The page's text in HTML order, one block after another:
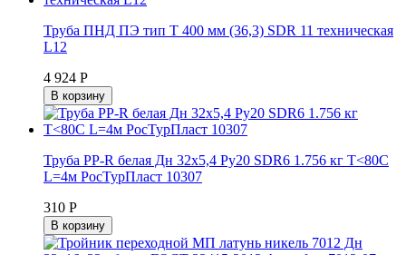
Труба ПНД ПЭ тип Т 400 мм (36,3) SDR 11 техническая
L12
4 924 Р
В корзину
Труба PP-R белая Дн 32х5,4 Ру20 SDR6 1.756 кг Т<80С
L=4м РосТурПласт 10307
310 Р
В корзину